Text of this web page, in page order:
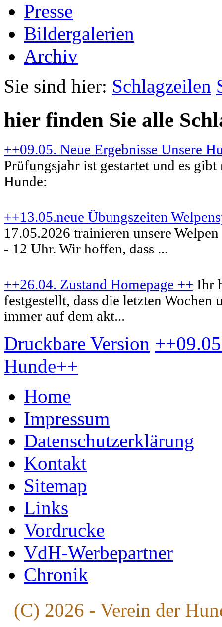
Presse
Bildergalerien
Archiv
Sie sind hier: Schlagzeilen
hier finden Sie alle
++09.05. Neue Ergebnisse Unsere
Prüfungsjahr ist gestartet und es gibt
Hunde:
++13.05.neue Übungszeiten
17.05.2026 trainieren unsere
- 12 Uhr. Wir hoffen, dass ...
++26.04. Zustand Homepage ++ Ihr
festgestellt, dass die letzten Wochen
immer auf dem akt...
Druckbare Version
Hunde++
Home
Impressum
Datenschutzerklärung
Kontakt
Sitemap
Links
Vordrucke
VdH-Werbepartner
Chronik
(C) 2026 - Verein der